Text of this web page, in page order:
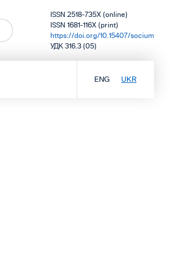
ISSN 2518-735X (online)
ISSN 1681-116X (print)
https://doi.org/10.15407/socium
УДК 316.3 (05)
ENG UKR